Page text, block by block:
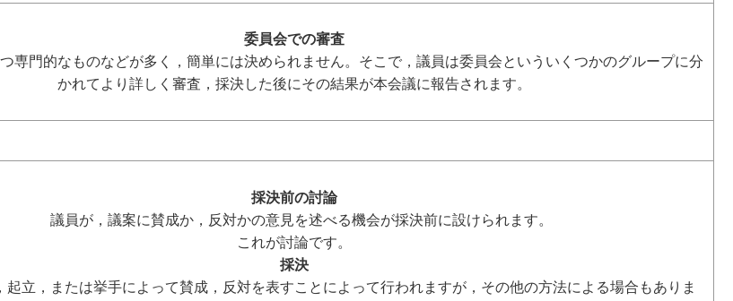
委員会での審査
専門的なものなどが多く，簡単には決められません。そこで，議員は委員会といういくつかのグループに分
かれてより詳しく審査，採決した後にその結果が本会議に報告されます。
採決前の討論
議員が，議案に賛成か，反対かの意見を述べる機会が採決前に設けられます。
これが討論です。
採決
立，または挙手によって賛成，反対を表すことによって行われますが，その他の方法による場合もありま